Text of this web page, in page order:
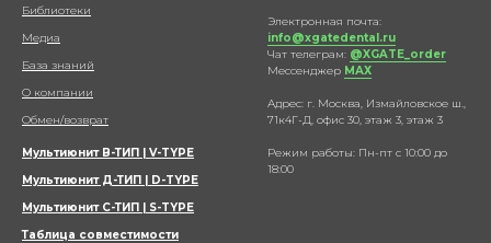
Библиотеки
Медиа
База знаний
О компании
Обмен/возврат
Мультиюнит В-ТИП | V-TYPE
Мультиюнит Д-ТИП | D-TYPE
Мультиюнит С-ТИП | S-TYPE
Таблица совместимости
Электронная почта:
info@xgatedental.ru
Чат телеграм: @XGATE_order
Мессенджер МАХ
Адрес: г. Москва, Измайловское ш.,
71к4Г-Д, офис 30, этаж 3, этаж 3
Режим работы: Пн-пт с 10:00 до
18:00